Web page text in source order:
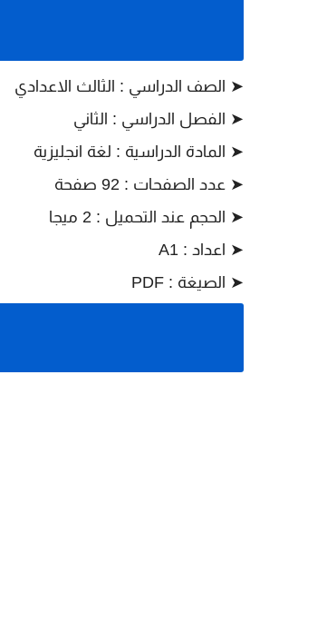
➤ الصف الدراسي : الثالث الاعدادي
➤ الفصل الدراسي : الثاني
➤ المادة الدراسية : لغة انجليزية
➤ عدد الصفحات : 92 صفحة
➤ الحجم عند التحميل : 2 ميجا
➤ اعداد : A1
➤ الصيغة : PDF